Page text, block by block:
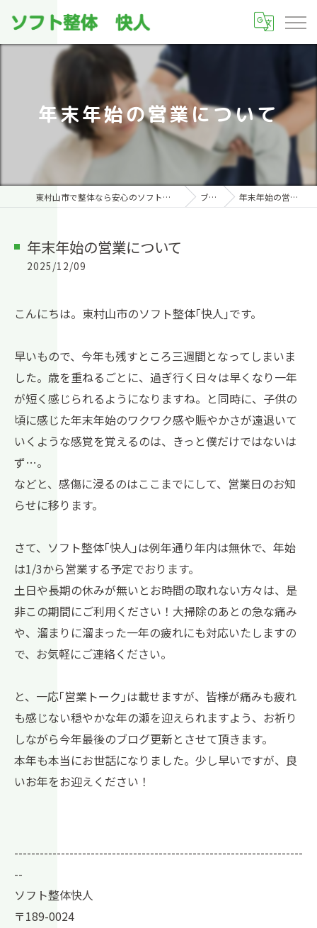
年末年始の営業について
東村山市で整体なら安心のソフト整体 快人(かいんど) ブログ 年末年始の営業について
年末年始の営業について
2025/12/09
こんにちは。東村山市のソフト整体｢快人｣です。
早いもので、今年も残すところ三週間となってしまいま
した。歳を重ねるごとに、過ぎ行く日々は早くなり一年
が短く感じられるようになりますね。と同時に、子供の
頃に感じた年末年始のワクワク感や賑やかさが遠退いて
いくような感覚を覚えるのは、きっと僕だけではないは
ず…。
などと、感傷に浸るのはここまでにして、営業日のお知
らせに移ります。
さて、ソフト整体｢快人｣は例年通り年内は無休で、年始
は1/3から営業する予定でおります。
土日や長期の休みが無いとお時間の取れない方々は、是
非この期間にご利用ください！大掃除のあとの急な痛み
や、溜まりに溜まった一年の疲れにも対応いたしますの
で、お気軽にご連絡ください。
と、一応｢営業トーク｣は載せますが、皆様が痛みも疲れ
も感じない穏やかな年の瀬を迎えられますよう、お祈り
しながら今年最後のブログ更新とさせて頂きます。
本年も本当にお世話になりました。少し早いですが、良
いお年をお迎えください！
--------------------------------------------------------------------
--
ソフト整体快人
〒189-0024